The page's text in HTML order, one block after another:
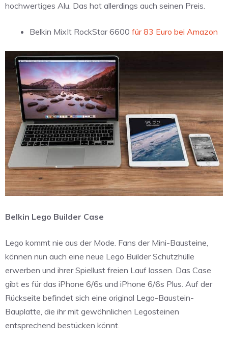
hochwertiges Alu. Das hat allerdings auch seinen Preis.
Belkin MixIt RockStar 6600 für 83 Euro bei Amazon
Belkin Lego Builder Case
Lego kommt nie aus der Mode. Fans der Mini-Bausteine,
können nun auch eine neue Lego Builder Schutzhülle
erwerben und ihrer Spiellust freien Lauf lassen. Das Case
gibt es für das iPhone 6/6s und iPhone 6/6s Plus. Auf der
Rückseite befindet sich eine original Lego-Baustein-
Bauplatte, die ihr mit gewöhnlichen Legosteinen
entsprechend bestücken könnt.